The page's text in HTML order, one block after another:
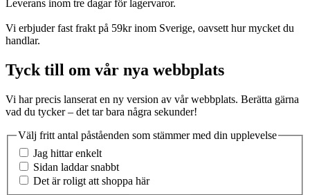
Leverans inom tre dagar för lagervaror.
Vi erbjuder fast frakt på 59kr inom Sverige, oavsett hur mycket du
handlar.
Tyck till om vår nya webbplats
Vi har precis lanserat en ny version av vår webbplats. Berätta gärna
vad du tycker – det tar bara några sekunder!
Välj fritt antal påståenden som stämmer med din upplevelse
Jag hittar enkelt
Sidan laddar snabbt
Det är roligt att shoppa här